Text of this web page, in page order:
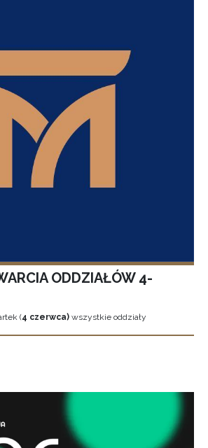
ODDZIAŁÓW 4-
(4 czerwca) wszystkie oddziały